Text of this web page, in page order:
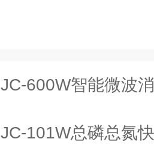
JC-600W智能微波
JC-101W总磷总氮